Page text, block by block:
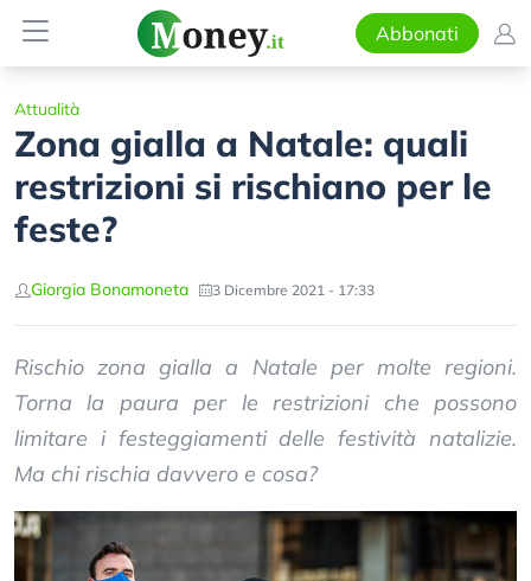
Abbonati
Attualità
Zona gialla a Natale: quali
restrizioni si rischiano per le
feste?
Giorgia Bonamoneta 3 Dicembre 2021 - 17:33
Rischio zona gialla a Natale per molte regioni.
Torna la paura per le restrizioni che possono
limitare i festeggiamenti delle festività natalizie.
Ma chi rischia davvero e cosa?